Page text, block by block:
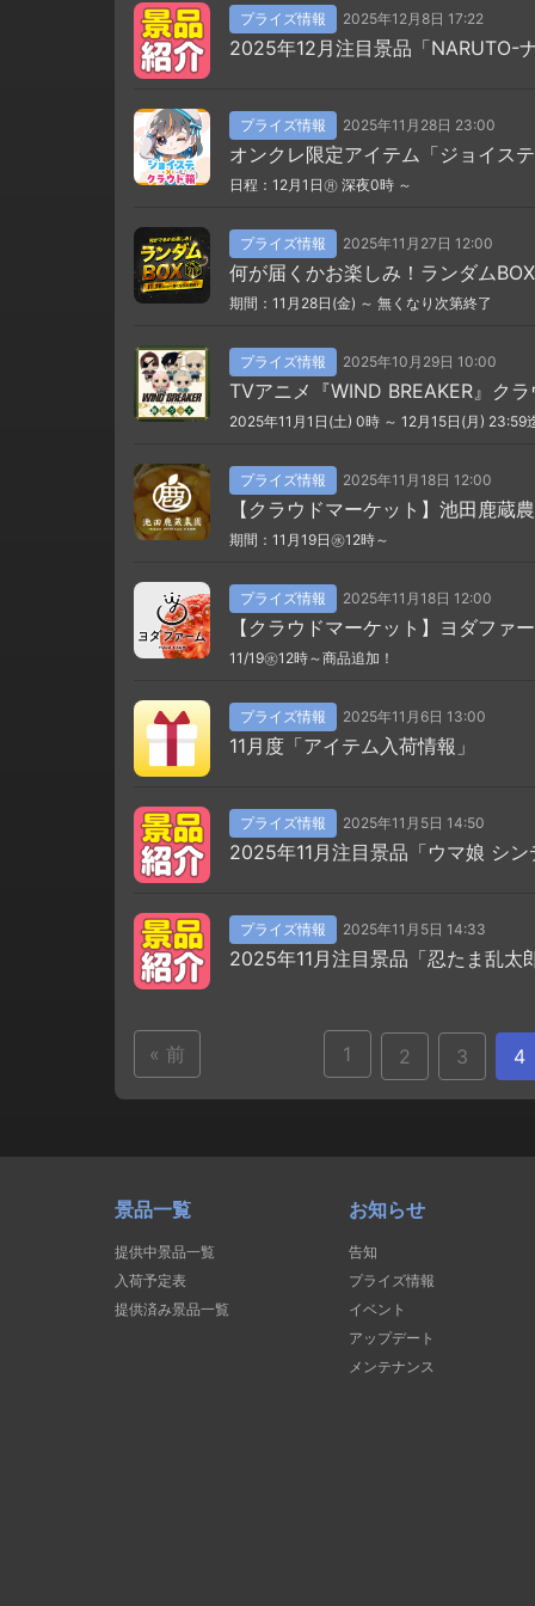
プライズ情報 2025年12月8日 17:22
2025年12月注目景品「NARUTO-
プライズ情報 2025年11月28日 23:00
オンクレ限定アイテム「ジョイス
日程：12月1日㊊ 深夜0時 ～
プライズ情報 2025年11月27日 12:00
何が届くかお楽しみ！ランダム
期間：11月28日(金) ～ 無くなり次第終了
プライズ情報 2025年10月29日 10:00
TVアニメ『WIND BREAKER』ク
2025年11月1日(土) 0時 ～ 12月15日(月) 23:59
プライズ情報 2025年11月18日 12:00
【クラウドマーケット】池田鹿蔵
期間：11月19日㊌12時～
プライズ情報 2025年11月18日 12:00
【クラウドマーケット】ヨダファ
11/19㊌12時～商品追加！
プライズ情報 2025年11月6日 13:00
11月度「アイテム入荷情報」
プライズ情報 2025年11月5日 14:50
2025年11月注目景品「ウマ娘 シ
プライズ情報 2025年11月5日 14:33
2025年11月注目景品「忍たま乱太
« 前 1 2 3 4
景品一覧
提供中景品一覧
入荷予定表
提供済み景品一覧
お知らせ
告知
プライズ情報
イベント
アップデート
メンテナンス